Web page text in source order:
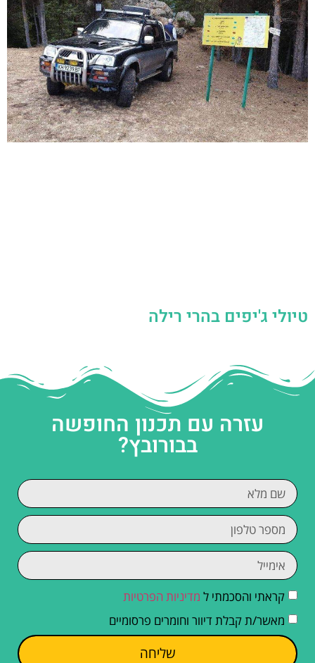
טיולי ג'יפים בהרי רילה
עזרה עם תכנון החופשה
בבורובץ?
קראתי והסכמתי ל מדיניות הפרטיות
מאשר/ת קבלת דיוור וחומרים פרסומיים
שליחה